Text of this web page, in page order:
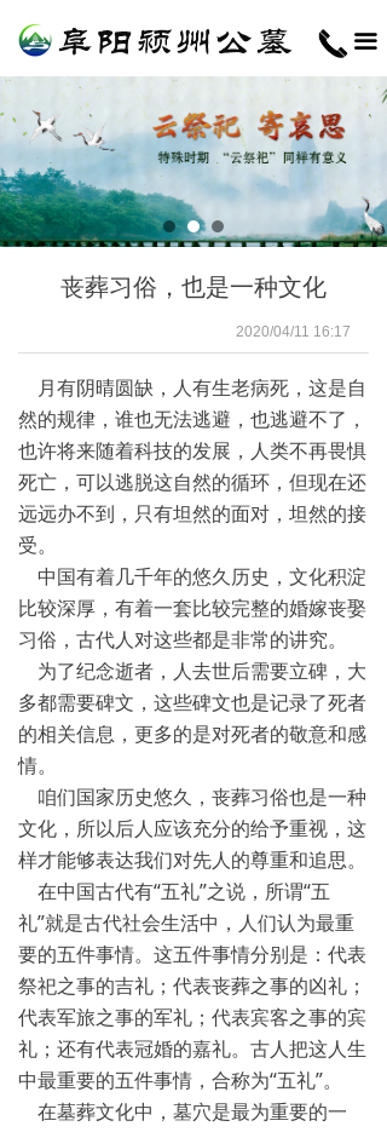
끀
丧葬习俗，也是一种文化
2020/04/11 16:17
月有阴晴圆缺，人有生老病死，这是自
然的规律，谁也无法逃避，也逃避不了，
也许将来随着科技的发展，人类不再畏惧
死亡，可以逃脱这自然的循环，但现在还
远远办不到，只有坦然的面对，坦然的接
受。
中国有着几千年的悠久历史，文化积淀
比较深厚，有着一套比较完整的婚嫁丧娶
习俗，古代人对这些都是非常的讲究。
为了纪念逝者，人去世后需要立碑，大
多都需要碑文，这些碑文也是记录了死者
的相关信息，更多的是对死者的敬意和感
情。
咱们国家历史悠久，丧葬习俗也是一种
文化，所以后人应该充分的给予重视，这
样才能够表达我们对先人的尊重和追思。
在中国古代有“五礼”之说，所谓“五
礼”就是古代社会生活中，人们认为最重
要的五件事情。这五件事情分别是：代表
祭祀之事的吉礼；代表丧葬之事的凶礼；
代表军旅之事的军礼；代表宾客之事的宾
礼；还有代表冠婚的嘉礼。古人把这人生
中最重要的五件事情，合称为“五礼”。
在墓葬文化中，墓穴是最为重要的一